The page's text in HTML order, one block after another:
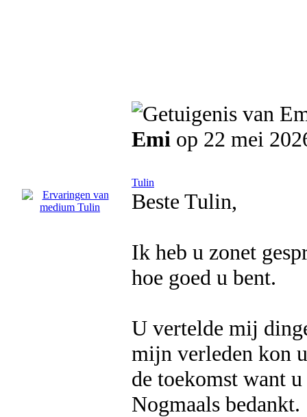
Emi op 22 mei
Tulin
Beste Tulin,
Ik heb u zonet
hoe goed u bent.
U vertelde mij
mijn verleden kon
de toekomst want
Nogmaals bedankt.